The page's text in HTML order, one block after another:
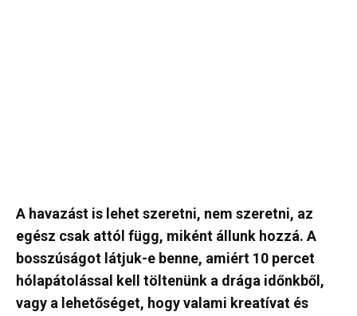
A havazást is lehet szeretni, nem szeretni, az
egész csak attól függ, miként állunk hozzá. A
bosszúságot látjuk-e benne, amiért 10 percet
hólapátolással kell töltenünk a drága időnkből,
vagy a lehetőséget, hogy valami kreatívat és